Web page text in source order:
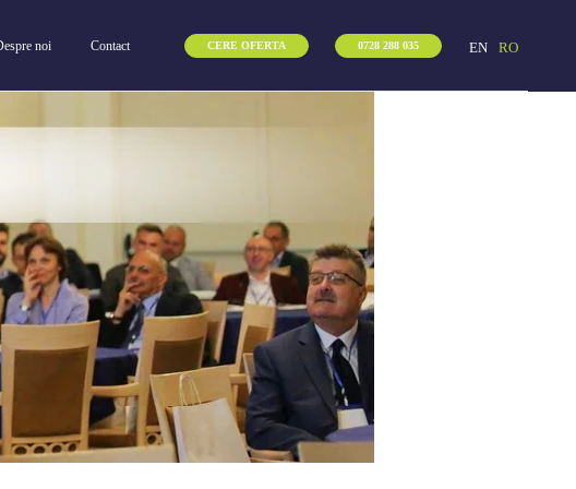
noi Contact CERE OFERTA 0728 288 035 EN RO